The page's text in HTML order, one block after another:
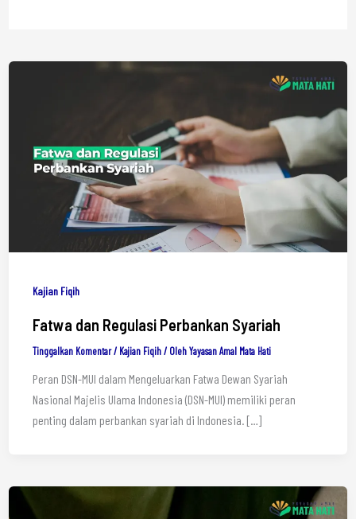
Kajian Fiqih
Fatwa dan Regulasi Perbankan Syariah
Tinggalkan Komentar / Kajian Fiqih/ OlehYayasan Amal Mata Hati
Peran DSN-MUI dalam Mengeluarkan Fatwa Dewan Syariah
Nasional Majelis Ulama Indonesia (DSN-MUI) memiliki peran
penting dalam perbankan syariah di Indonesia. […]